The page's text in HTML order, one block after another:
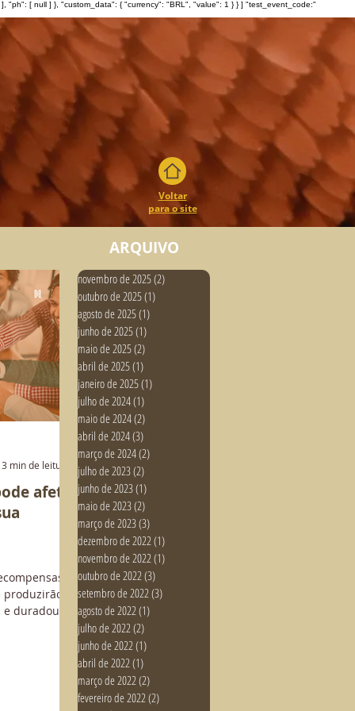
[ null ] }, "custom_data": { "currency": "BRL", "value": 1 } } ] "test_event_code:"
Voltar
para o site
afetar
duradouros
3 min de leitura
ARQUIVO
novembro de 2025(2)
outubro de 2025(1)
agosto de 2025(1)
junho de 2025(1)
maio de 2025(2)
abril de 2025(1)
janeiro de 2025(1)
julho de 2024(1)
maio de 2024(2)
abril de 2024(3)
março de 2024(2)
julho de 2023(2)
junho de 2023(1)
maio de 2023(2)
março de 2023(3)
dezembro de 2022(1)
novembro de 2022(1)
outubro de 2022(3)
setembro de 2022(3)
agosto de 2022(1)
julho de 2022(2)
junho de 2022(1)
abril de 2022(1)
março de 2022(2)
fevereiro de 2022(2)